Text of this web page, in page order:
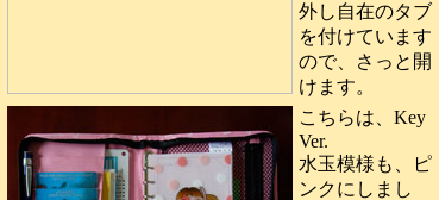
外し自在のタブ
を付けています
ので、さっと開
けます。
こちらは、Key
Ver.
水玉模様も、ピ
ンクにしまし